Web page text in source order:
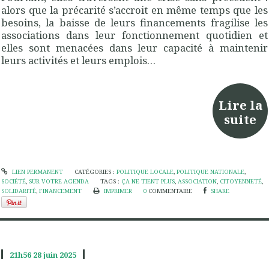
alors que la précarité s’accroit en même temps que les
besoins, la baisse de leurs financements fragilise les
associations dans leur fonctionnement quotidien et
elles sont menacées dans leur capacité à maintenir
leurs activités et leurs emplois…
Lire la
suite
LIEN PERMANENT CATÉGORIES : POLITIQUE LOCALE, POLITIQUE NATIONALE,
SOCIÉTÉ, SUR VOTRE AGENDA TAGS : ÇA NE TIENT PLUS,ASSOCIATION, CITOYENNETÉ,
SOLIDARITÉ, FINANCEMENT IMPRIMER 0 COMMENTAIRE SHARE
21h56 28juin 2025